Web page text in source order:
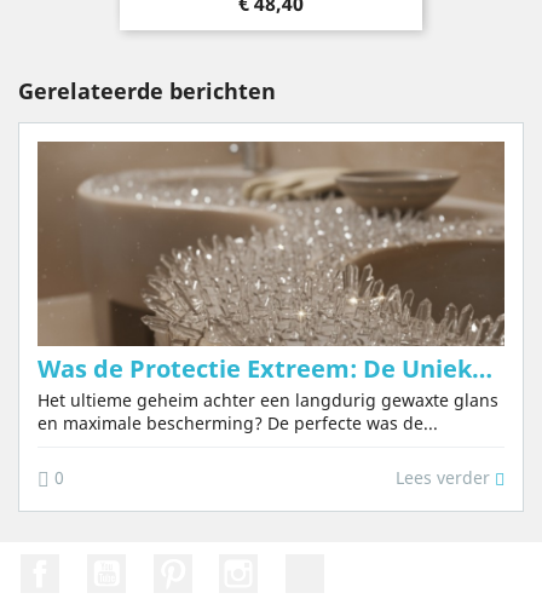
Gerelateerde berichten
Was de Protectie Extreem: De Unieke Was Special voor Tadelakt en Stucwerk
Het ultieme geheim achter een langdurig gewaxte glans
en maximale bescherming? De perfecte was de...
0 Lees verder